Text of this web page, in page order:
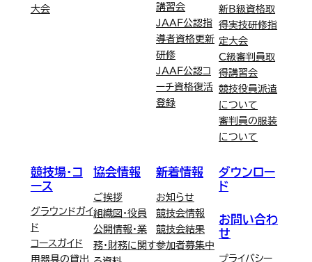
大会
講習会
JAAF公認指
導者資格更新
研修
JAAF公認コ
ーチ資格復活
登録
新B級資格取
得実技研修指
定大会
C級審判員取
得講習会
競技役員派遣
について
審判員の服装
について
競技場・コ
ース
グラウンドガイ
ド
コースガイド
用器具の貸出
協会情報
ご挨拶
組織図・役員
公開情報・業
務・財務に関す
新着情報
お知らせ
競技会情報
競技会結果
参加者募集中
ダウンロー
ド
お問い合わ
せ
プライバシー